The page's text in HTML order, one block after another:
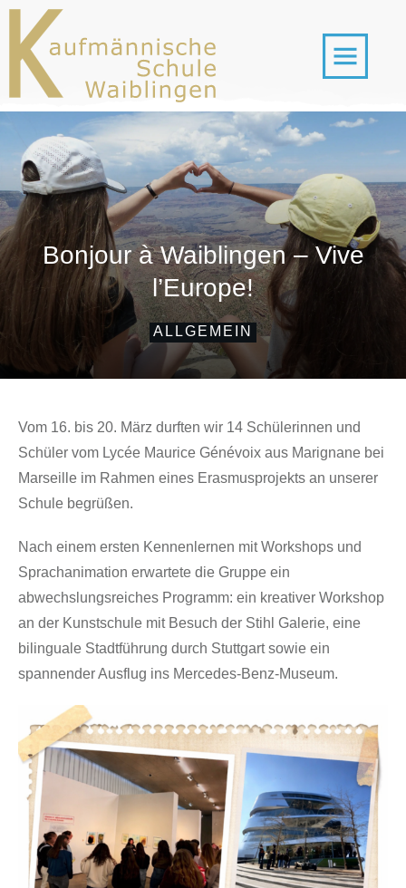
Bonjour à Waiblingen – Vive
l’Europe!
ALLGEMEIN
Vom 16. bis 20. März durften wir 14 Schülerinnen und
Schüler vom Lycée Maurice Génévoix aus Marignane bei
Marseille im Rahmen eines Erasmusprojekts an unserer
Schule begrüßen.
Nach einem ersten Kennenlernen mit Workshops und
Sprachanimation erwartete die Gruppe ein
abwechslungsreiches Programm: ein kreativer Workshop
an der Kunstschule mit Besuch der Stihl Galerie, eine
bilinguale Stadtführung durch Stuttgart sowie ein
spannender Ausflug ins Mercedes-Benz-Museum.